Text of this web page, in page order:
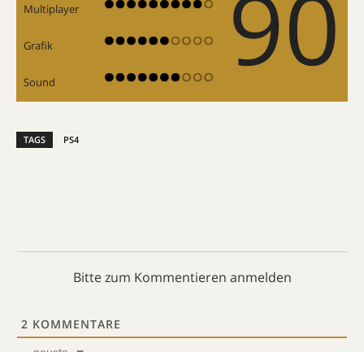
90
Multiplayer
Grafik
Sound
TAGS PS4
Bitte zum Kommentieren anmelden
2 KOMMENTARE